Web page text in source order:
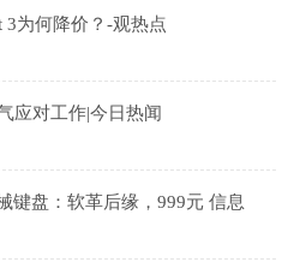
3为何降价？-观热点
应对工作|今日热闻
键盘：软革后缘，999元 信息